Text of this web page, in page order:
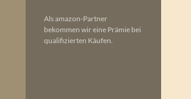
Als amazon-Partner
bekommen wir eine Prämie bei
qualifizierten Käufen.